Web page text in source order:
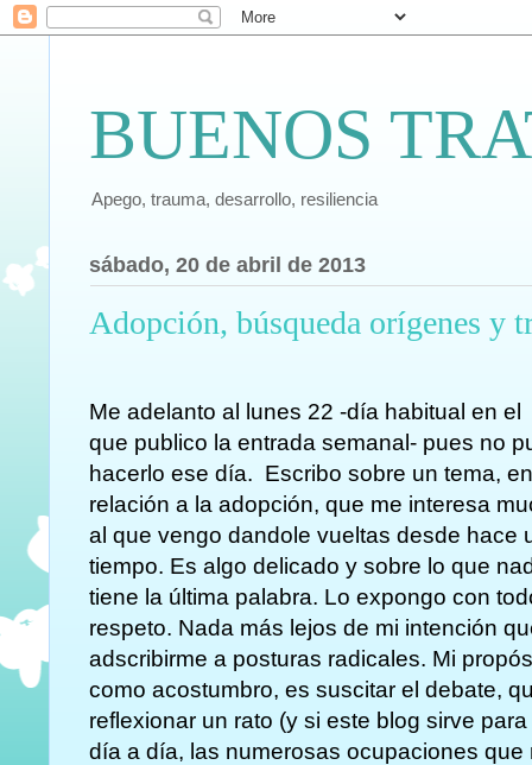
BUENOS
Apego, trauma, desarrollo, resiliencia
sábado, 20 de abril de 2013
Adopción, búsqueda orígenes y
Me adelanto al lunes 22 -día habitual en el
que publico la entrada semanal- pues no
hacerlo ese día. Escribo sobre un tema,
relación a la adopción, que me interesa
al que vengo dandole vueltas desde hace
tiempo. Es algo delicado y sobre lo que
tiene la última palabra. Lo expongo con
respeto. Nada más lejos de mi intención
adscribirme a posturas radicales. Mi
como acostumbro, es suscitar el debate,
reflexionar un rato (y si este blog sirve
día a día, las numerosas ocupaciones